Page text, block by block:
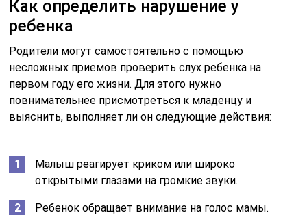
Как определить нарушение у
ребенка
Родители могут самостоятельно с помощью
несложных приемов проверить слух ребенка на
первом году его жизни. Для этого нужно
повнимательнее присмотреться к младенцу и
выяснить, выполняет ли он следующие действия:
Малыш реагирует криком или широко
открытыми глазами на громкие звуки.
Ребенок обращает внимание на голос мамы.